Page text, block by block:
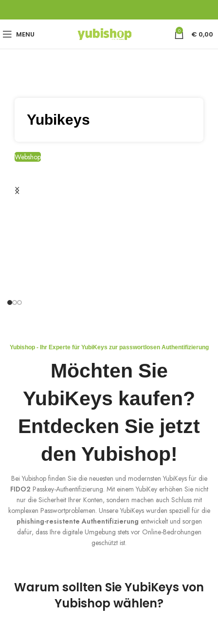
MENU 0 € 0,00
Yubikeys
Webshop
Yubishop - Ihr Experte für YubiKeys zur passwortlosen Authentifizierung
Möchten Sie
YubiKeys kaufen?
Entdecken Sie jetzt
den Yubishop!
Bei Yubishop finden Sie die neuesten und modernsten YubiKeys für die
FIDO2 Passkey-Authentifizierung. Mit einem YubiKey erhöhen Sie nicht
nur die Sicherheit Ihrer Konten, sondern machen auch Schluss mit
komplexen Passwortproblemen. Unsere YubiKeys wurden speziell für die
phishing-resistente Authentifizierung entwickelt und sorgen
dafür, dass Ihre digitale Umgebung stets vor Online-Bedrohungen
geschützt ist.
Warum sollten Sie YubiKeys von
Yubishop wählen?